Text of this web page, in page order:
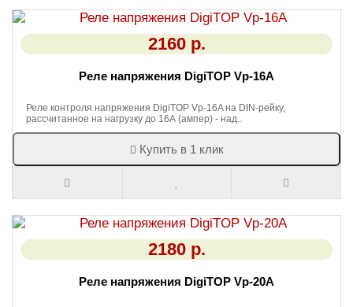
2160 р.
Реле напряжения DigiTOP Vp-16A
Реле контроля напряжения DigiTOP Vp-16A на DIN-рейку,
рассчитанное на нагрузку до 16А (ампер) - над..
Купить в 1 клик
2180 р.
Реле напряжения DigiTOP Vp-20A